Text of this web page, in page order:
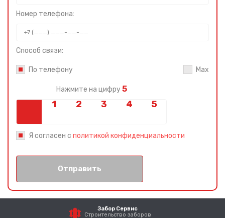
Номер телефона:
Способ связи:
По телефону Max
Нажмите на цифру 5
Я согласен с политикой конфиденциальности
Отправить
Забор Сервис
Строительство заборов